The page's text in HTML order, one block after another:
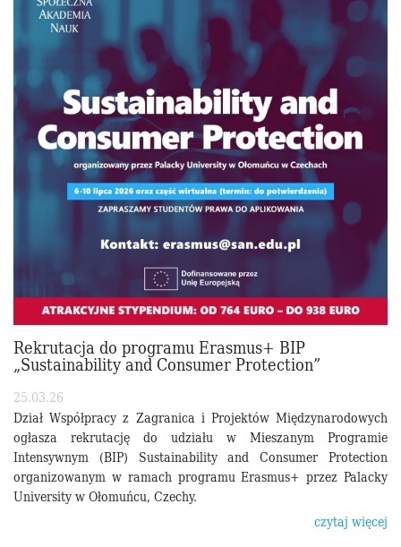
Rekrutacja do programu Erasmus+ BIP
„Sustainability and Consumer Protection”
25.03.26
Dział Współpracy z Zagranica i Projektów Międzynarodowych
ogłasza rekrutację do udziału w Mieszanym Programie
Intensywnym (BIP) Sustainability and Consumer Protection
organizowanym w ramach programu Erasmus+ przez Palacky
University w Ołomuńcu, Czechy.
czytaj więcej